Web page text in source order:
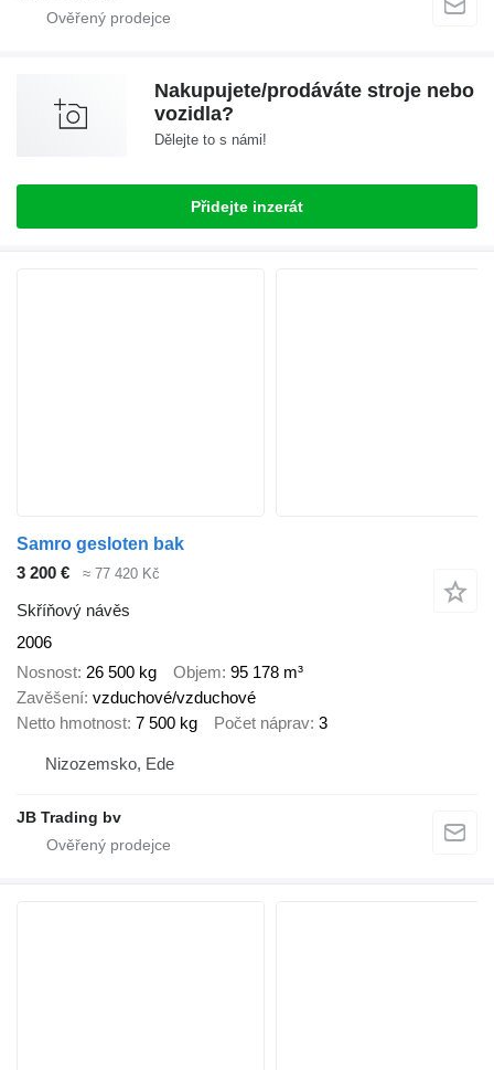
Nakupujete/prodáváte stroje nebo
vozidla?
Dělejte to s námi!
Přidejte inzerát
Samro gesloten bak
3 200 €
≈ 77 420 Kč
Skříňový návěs
2006
Nosnost 26 500 kg Objem 95 178 m³
Zavěšení vzduchové/vzduchové
Netto hmotnost 7 500 kg Počet náprav 3
Nizozemsko, Ede
JB Trading bv